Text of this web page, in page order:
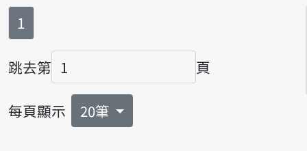
第
1
跳去第
頁碼
頁
每頁顯示 20筆